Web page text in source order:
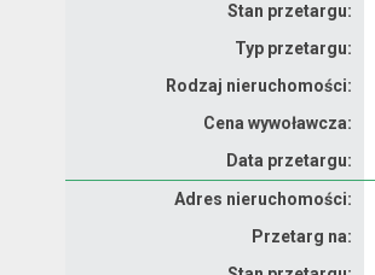
Stan przetargu:
Typ przetargu:
Rodzaj nieruchomości:
Cena wywoławcza:
Data przetargu:
Adres nieruchomości:
Przetarg na: